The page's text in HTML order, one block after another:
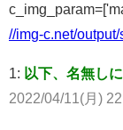
//img-c.net/
1: 以下、名無し
2022/04/11(月)